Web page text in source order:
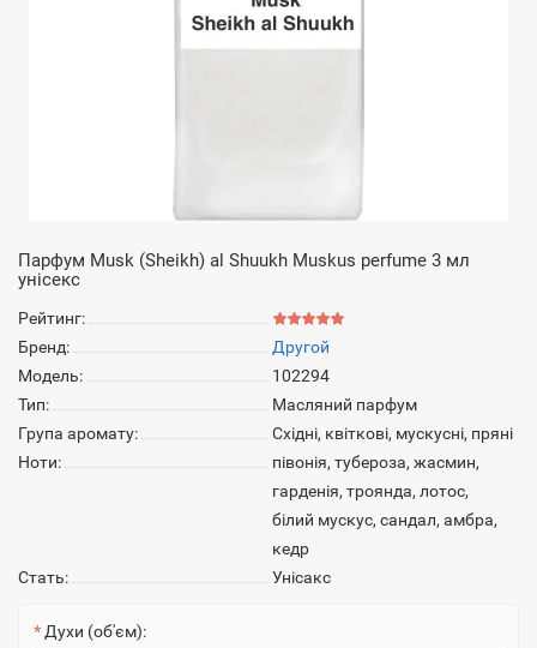
Парфум Musk (Sheikh) al Shuukh Muskus perfume 3 мл
унісекс
Рейтинг:
Бренд:
Другой
Модель:
102294
Тип:
Масляний парфум
Група аромату:
Східні, квіткові, мускусні, пряні
Ноти:
півонія, тубероза, жасмин,
гарденія, троянда, лотос,
білий мускус, сандал, амбра,
кедр
Стать:
Унісакс
Духи (об'єм):